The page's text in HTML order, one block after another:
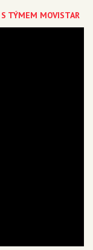
TÝMEM MOVISTAR